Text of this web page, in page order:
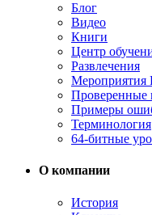
Блог
Видео
Книги
Центр
Развлечения
Мероприятия
Проверенные
Примеры
Терминология
64-битные
О компании
История